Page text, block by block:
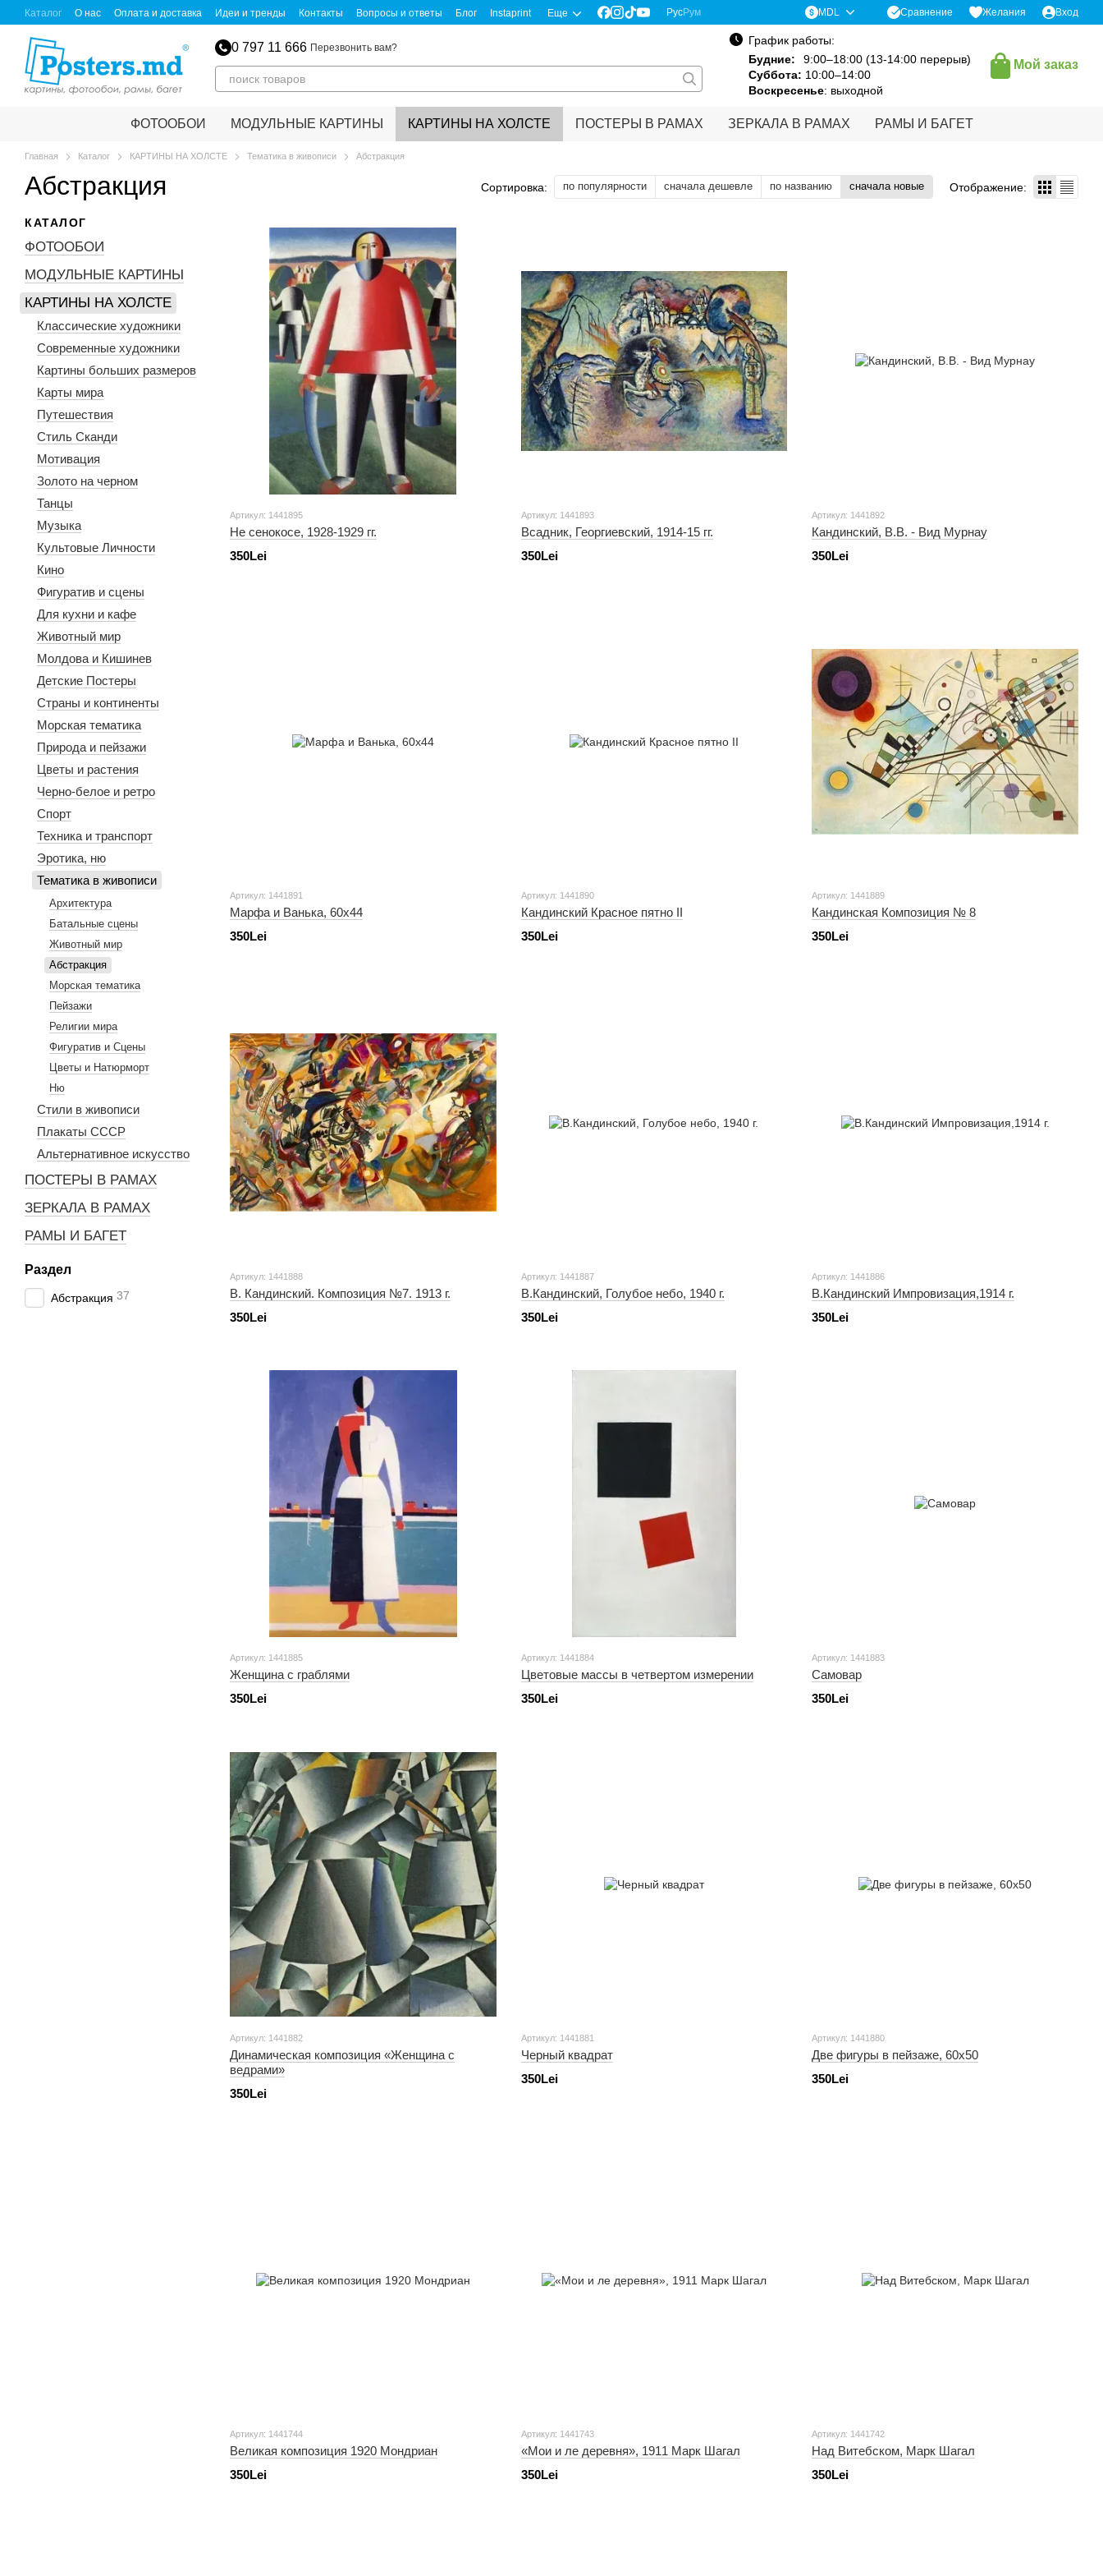
Перейти к основному контенту
Каталог О нас Оплата и доставка Идеи и тренды Контакты Вопросы и ответы Блог Instaprint Еще РусРум MDL Сравнение Желания Вход
0 797 11 666 Перезвонить вам?
График работы:
Будние:
9:00–18:00 (13-14:00 перерыв)
Суббота: 10:00–14:00
Воскресенье: выходной
Мой заказ
ФОТООБОИ МОДУЛЬНЫЕ КАРТИНЫ КАРТИНЫ НА ХОЛСТЕ ПОСТЕРЫ В РАМАХ ЗЕРКАЛА В РАМАХ РАМЫ И БАГЕТ
Главная Каталог КАРТИНЫ НА ХОЛСТЕ Тематика в живописи Абстракция
Абстракция Сортировка: по популярности сначала дешевле по названию сначала новые Отображение:
Артикул: 1441895
Не сенокосе, 1928-1929 гг.
350Lei
Артикул: 1441893
Всадник, Георгиевский, 1914-15 гг.
350Lei
Артикул: 1441892
Кандинский, В.В. - Вид Мурнау
350Lei
Артикул: 1441891
Марфа и Ванька, 60х44
350Lei
Артикул: 1441890
Кандинский Красное пятно II
350Lei
Артикул: 1441889
Кандинская Композиция № 8
350Lei
Артикул: 1441888
В. Кандинский. Композиция №7. 1913 г.
350Lei
Артикул: 1441887
В.Кандинский, Голубое небо, 1940 г.
350Lei
Артикул: 1441886
В.Кандинский Импровизация,1914 г.
350Lei
Артикул: 1441885
Женщина с граблями
350Lei
Артикул: 1441884
Цветовые массы в четвертом измерении
350Lei
Артикул: 1441883
Самовар
350Lei
Артикул: 1441882
Динамическая композиция «Женщина с
ведрами»
350Lei
Артикул: 1441881
Черный квадрат
350Lei
Артикул: 1441880
Две фигуры в пейзаже, 60х50
350Lei
Артикул: 1441744
Великая композиция 1920 Мондриан
350Lei
Артикул: 1441743
«Мои и ле деревня», 1911 Марк Шагал
350Lei
Артикул: 1441742
Над Витебском, Марк Шагал
350Lei
КАТАЛОГ
ФОТООБОИ
МОДУЛЬНЫЕ КАРТИНЫ
КАРТИНЫ НА ХОЛСТЕ
Классические художники
Современные художники
Картины больших размеров
Карты мира
Путешествия
Стиль Сканди
Мотивация
Золото на черном
Танцы
Музыка
Культовые Личности
Кино
Фигуратив и сцены
Для кухни и кафе
Животный мир
Молдова и Кишинев
Детские Постеры
Страны и континенты
Морская тематика
Природа и пейзажи
Цветы и растения
Черно-белое и ретро
Спорт
Техника и транспорт
Эротика, ню
Тематика в живописи
Архитектура
Батальные сцены
Животный мир
Абстракция
Морская тематика
Пейзажи
Религии мира
Фигуратив и Сцены
Цветы и Натюрморт
Ню
Стили в живописи
Плакаты СССР
Альтернативное искусство
ПОСТЕРЫ В РАМАХ
ЗЕРКАЛА В РАМАХ
РАМЫ И БАГЕТ
Раздел
Абстракция 37